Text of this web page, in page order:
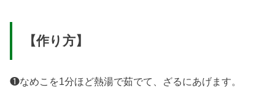
【作り方】
❶なめこを1分ほど熱湯で茹でて、ざるにあげます。